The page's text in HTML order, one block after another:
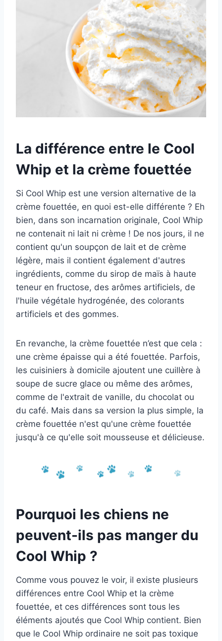
La différence entre le Cool
Whip et la crème fouettée
Si Cool Whip est une version alternative de la
crème fouettée, en quoi est-elle différente ? Eh
bien, dans son incarnation originale, Cool Whip
ne contenait ni lait ni crème ! De nos jours, il ne
contient qu'un soupçon de lait et de crème
légère, mais il contient également d'autres
ingrédients, comme du sirop de maïs à haute
teneur en fructose, des arômes artificiels, de
l'huile végétale hydrogénée, des colorants
artificiels et des gommes.
En revanche, la crème fouettée n’est que cela :
une crème épaisse qui a été fouettée. Parfois,
les cuisiniers à domicile ajoutent une cuillère à
soupe de sucre glace ou même des arômes,
comme de l'extrait de vanille, du chocolat ou
du café. Mais dans sa version la plus simple, la
crème fouettée n'est qu'une crème fouettée
jusqu'à ce qu'elle soit mousseuse et délicieuse.
Pourquoi les chiens ne
peuvent-ils pas manger du
Cool Whip ?
Comme vous pouvez le voir, il existe plusieurs
différences entre Cool Whip et la crème
fouettée, et ces différences sont tous les
éléments ajoutés que Cool Whip contient. Bien
que le Cool Whip ordinaire ne soit pas toxique